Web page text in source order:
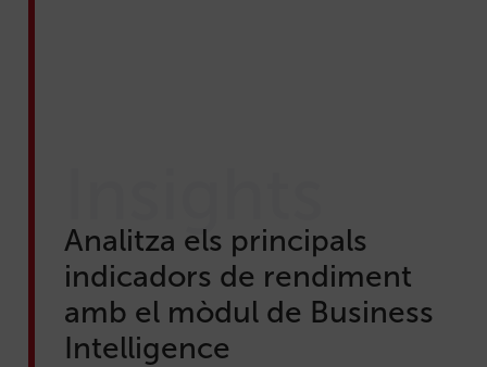
Analitza els principals
indicadors de rendiment
amb el mòdul de Business
Intelligence